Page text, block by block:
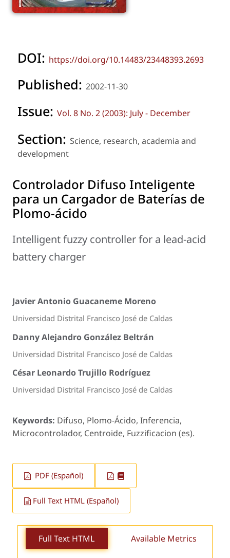
DOI: https://doi.org/10.14483/23448393.2693
Published: 2002-11-30
Issue: Vol. 8 No. 2 (2003): July - December
Section: Science, research, academia and
development
Controlador Difuso Inteligente
para un Cargador de Baterías de
Plomo-ácido
Intelligent fuzzy controller for a lead-acid
battery charger
Javier Antonio Guacaneme Moreno
Universidad Distrital Francisco José de Caldas
Danny Alejandro González Beltrán
Universidad Distrital Francisco José de Caldas
César Leonardo Trujillo Rodríguez
Universidad Distrital Francisco José de Caldas
Keywords: Difuso, Plomo-Ácido, Inferencia,
Microcontrolador, Centroide, Fuzzificacion (es).
PDF (Español)
Full Text HTML (Español)
Full Text HTML Available Metrics